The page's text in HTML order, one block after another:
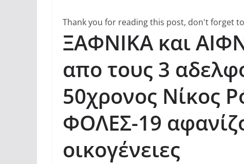
Thank you for reading this post, don't forget
ΞΑΦΝΙΚΑ και
απο τους 3
50χρονος Νίκος
ΦΟΛΕΣ-19
οικογένειες